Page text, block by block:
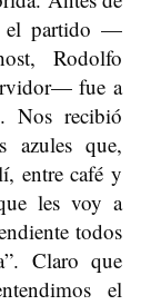
el partido —
Rodolfo
fue a
Nos recibió
azules que,
entre café y
les voy a
todos
Claro que
el